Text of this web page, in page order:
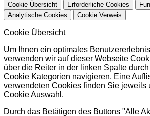
Cookie Übersicht Erforderliche Cookies
Analytische Cookies
Cookie Verweis
Cookie Übersicht
Um Ihnen ein optimales
verwenden wir auf dieser Webseite
über die Reiter in der linken Spalte
Cookie Kategorien navigieren. Eine
verwendeten Cookies finden Sie jeweils
Cookie Auswahl.
Durch das Betätigen des Buttons "Alle